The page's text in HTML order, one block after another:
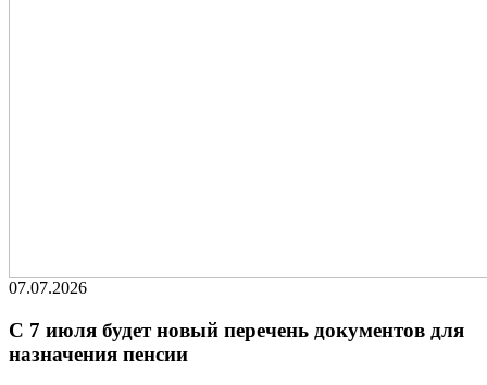
07.07.2026
С 7 июля будет новый перечень документов для
назначения пенсии